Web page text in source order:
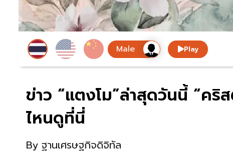
Play
ข่าว “แตงโม”ล่าสุดวันนี้ “คริ
ไหนดูที่นี่
By ฐานเศรษฐกิจดิจิทัล